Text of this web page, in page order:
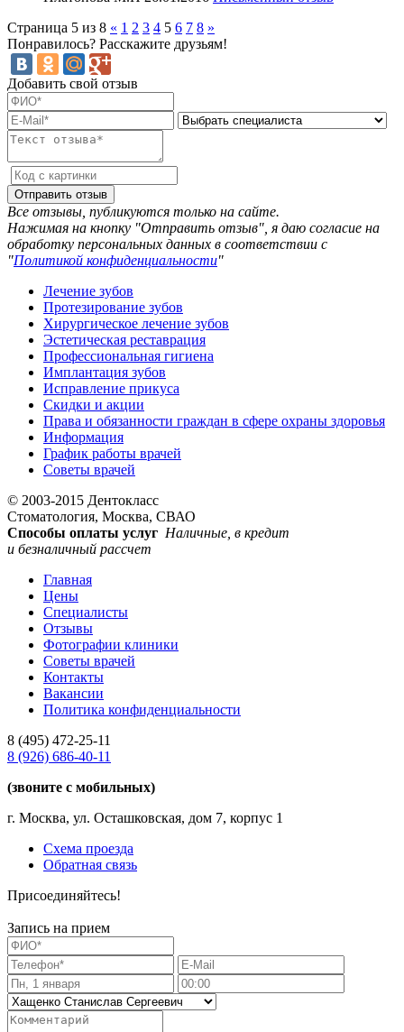
Страница 5 из 8 « 1 2 3 4 5 6 7 8 »
Понравилось? Расскажите друзьям!
Добавить свой отзыв
Все отзывы, публикуются только на сайте.
Нажимая на кнопку "Отправить отзыв", я даю согласие на
обработку персональных данных в соответствии с
"Политикой конфиденциальности"
Лечение зубов
Протезирование зубов
Хирургическое лечение зубов
Эстетическая реставрация
Профессиональная гигиена
Имплантация зубов
Исправление прикуса
Скидки и акции
Права и обязанности граждан в сфере охраны здоровья
Информация
График работы врачей
Советы врачей
© 2003-2015 Дентокласс
Стоматология, Москва, СВАО
Способы оплаты услуг Наличные, в кредит
и безналичный рассчет
Главная
Цены
Специалисты
Отзывы
Фотографии клиники
Советы врачей
Контакты
Вакансии
Политика конфиденциальности
8 (495) 472-25-11
8 (926) 686-40-11
(звоните с мобильных)
г. Москва, ул. Осташковская, дом 7, корпус 1
Схема проезда
Обратная связь
Присоединяйтесь!
Запись на прием